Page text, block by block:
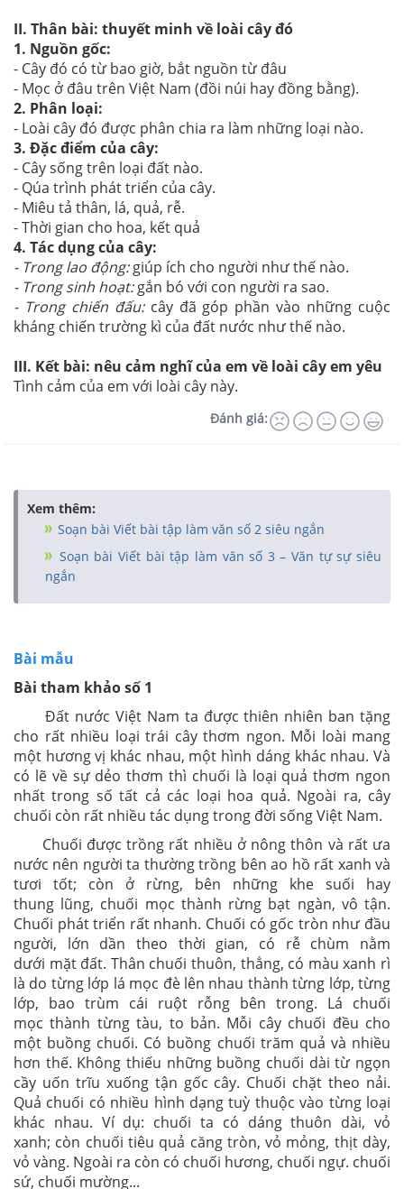
II. Thân bài: thuyết minh về loài cây đó
1. Nguồn gốc:
- Cây đó có từ bao giờ, bắt nguồn từ đâu
- Mọc ở đâu trên Việt Nam (đồi núi hay đồng bằng).
2. Phân loại:
- Loài cây đó được phân chia ra làm những loại nào.
3. Đặc điểm của cây:
- Cây sống trên loại đất nào.
- Qúa trình phát triển của cây.
- Miêu tả thân, lá, quả, rễ.
- Thời gian cho hoa, kết quả
4. Tác dụng của cây:
- Trong lao động:giúp ích cho người như thế nào.
- Trong sinh hoạt:gắn bó với con người ra sao.
- Trong chiến đấu: cây đã góp phần vào những cuộc
kháng chiến trường kì của đất nước như thế nào.
III. Kết bài: nêu cảm nghĩ của em về loài cây em yêu
Tình cảm của em với loài cây này.
Đánh giá:
Xem thêm:
Soạn bài Viết bài tập làm văn số 2 siêu ngắn
Soạn bài Viết bài tập làm văn số 3 – Văn tự sự siêu
ngắn
Bài mẫu
Bài tham khảo số 1
Đất nước Việt Nam ta được thiên nhiên ban tặng
cho rất nhiều loại trái cây thơm ngon. Mỗi loài mang
một hương vị khác nhau, một hình dáng khác nhau. Và
có lẽ về sự dẻo thơm thì chuối là loại quả thơm ngon
nhất trong số tất cả các loại hoa quả. Ngoài ra, cây
chuối còn rất nhiều tác dụng trong đời sống Việt Nam.
Chuối được trồng rất nhiều ởnông thôn và rất ưa
nước nên người ta thườngtrồng bên ao hồ rất xanh và
tươi tốt; còn ở rừng, bên những khe suối hay
thung lũng, chuối mọc thành rừng bạt ngàn, vô tận.
Chuối phát triển rất nhanh. Chuối có gốc tròn như đầu
người, lớn dần theo thời gian, có rễ chùm nằm
dưới mặt đất. Thân chuối thuôn, thẳng, có màu xanh rì
là do từng lớp lá mọc đè lên nhau thành từng lớp, từng
lớp, bao trùm cái ruột rỗng bên trong. Lá chuối
mọcthành từng tàu, to bản. Mỗi cây chuối đều cho
một buồng chuối. Có buồng chuối trăm quả và nhiều
hơn thế. Không thiếu những buồng chuối dài từ ngọn
cầy uốn trĩu xuống tận gốc cây. Chuối chặt theo nải.
Quả chuối có nhiều hình dạngtuỳ thuộc vào từng loại
khác nhau. Ví dụ: chuối ta có dáng thuôn dài, vỏ
xanh; còn chuối tiêu quả căng tròn, vỏ mỏng, thịt dày,
vỏ vàng. Ngoài ra còn có chuối hương, chuối ngự. chuối
sứ, chuối mường...